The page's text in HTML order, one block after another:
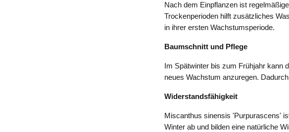
Nach dem Einpflanzen ist
Trockenperioden hilft zusätzliches
in ihrer ersten Wachstumsperiode.
Baumschnitt und Pflege
Im Spätwinter bis zum Frühjahr kann
neues Wachstum anzuregen.
Widerstandsfähigkeit
Miscanthus sinensis 'Purpurascens'
Winter ab und bilden eine natürliche